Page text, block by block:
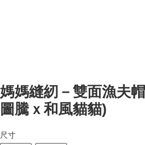
媽媽縫紉－雙面漁夫
圖騰ｘ和風貓貓)
尺寸